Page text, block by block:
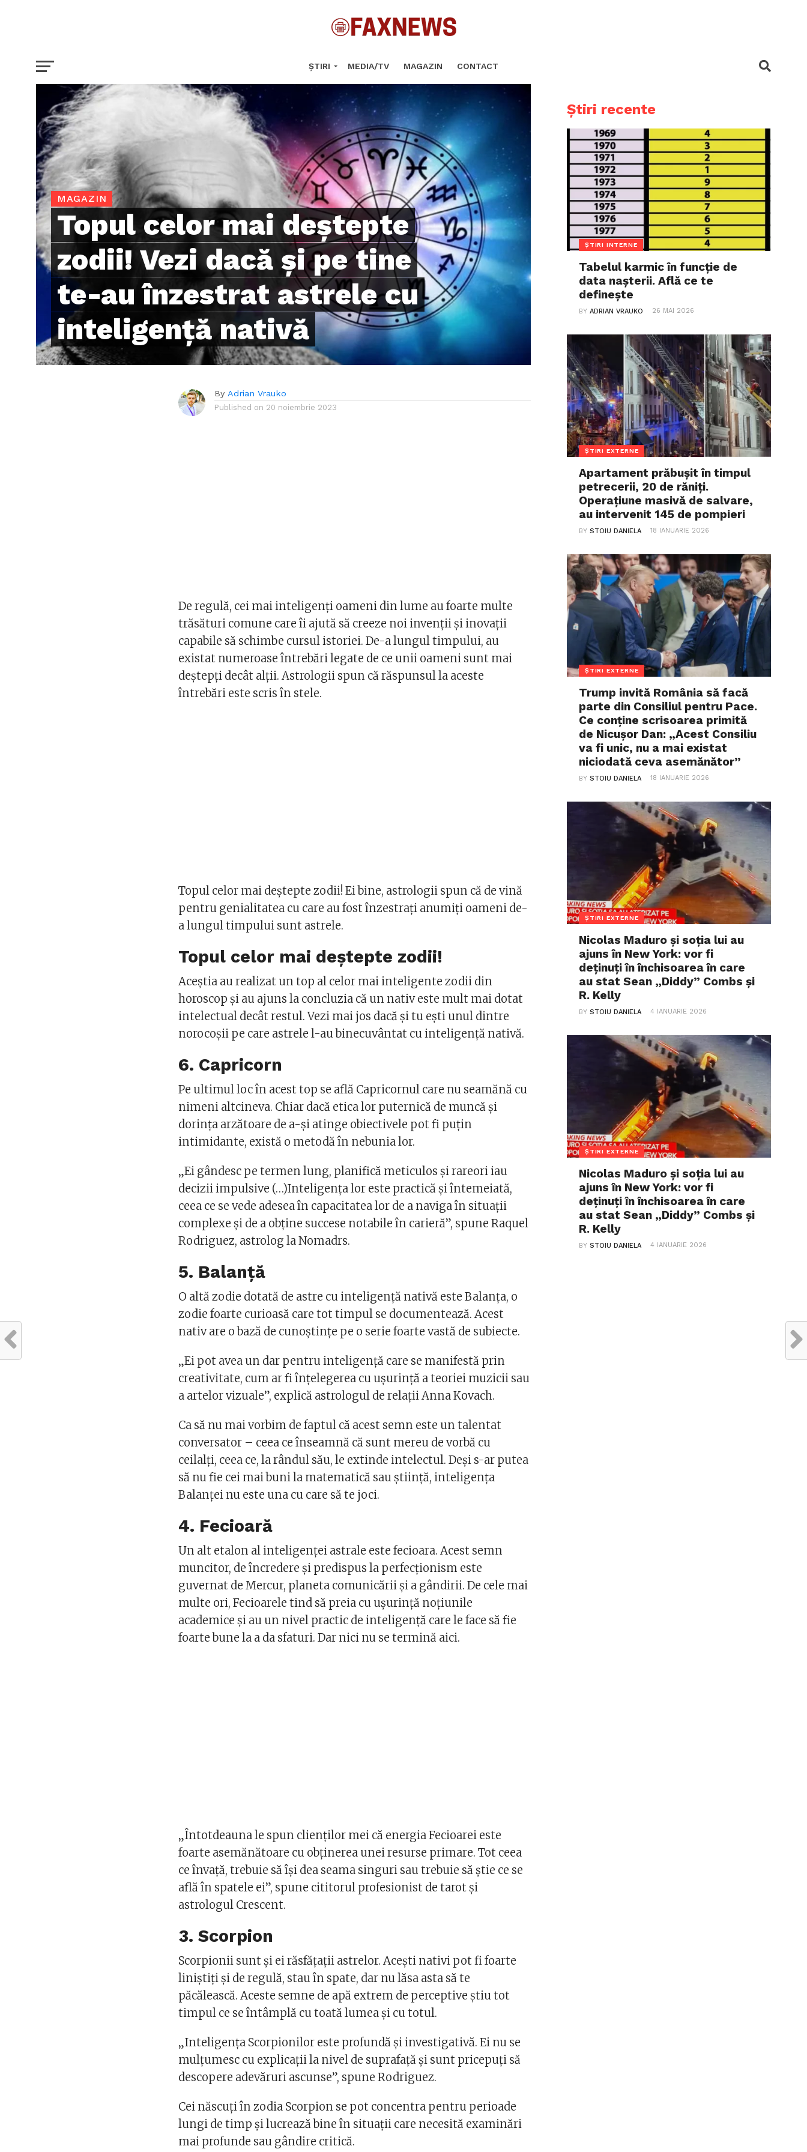
ȘTIRI MEDIA/TV MAGAZIN CONTACT
MAGAZIN
Topul celor mai deștepte
zodii! Vezi dacă și pe tine
te-au înzestrat astrele cu
inteligență nativă
By Adrian Vrauko
Published on 20 noiembrie 2023
De regulă, cei mai inteligenți oameni din lume au foarte multe
trăsături comune care îi ajută să creeze noi invenții și inovații
capabile să schimbe cursul istoriei. De-a lungul timpului, au
existat numeroase întrebări legate de ce unii oameni sunt mai
deștepți decât alții. Astrologii spun că răspunsul la aceste
întrebări este scris în stele.
Topul celor mai deștepte zodii! Ei bine, astrologii spun că de vină
pentru genialitatea cu care au fost înzestrați anumiți oameni de-
a lungul timpului sunt astrele.
Topul celor mai deștepte zodii!
Aceștia au realizat un top al celor mai inteligente zodii din
horoscop și au ajuns la concluzia că un nativ este mult mai dotat
intelectual decât restul. Vezi mai jos dacă și tu ești unul dintre
norocoșii pe care astrele l-au binecuvântat cu inteligență nativă.
6. Capricorn
Pe ultimul loc în acest top se află Capricornul care nu seamănă cu
nimeni altcineva. Chiar dacă etica lor puternică de muncă și
dorința arzătoare de a-și atinge obiectivele pot fi puțin
intimidante, există o metodă în nebunia lor.
„Ei gândesc pe termen lung, planifică meticulos și rareori iau
decizii impulsive (…)Inteligența lor este practică și întemeiată,
ceea ce se vede adesea în capacitatea lor de a naviga în situații
complexe și de a obține succese notabile în carieră”, spune Raquel
Rodriguez, astrolog la Nomadrs.
5. Balanță
O altă zodie dotată de astre cu inteligență nativă este Balanța, o
zodie foarte curioasă care tot timpul se documentează. Acest
nativ are o bază de cunoștințe pe o serie foarte vastă de subiecte.
„Ei pot avea un dar pentru inteligență care se manifestă prin
creativitate, cum ar fi înțelegerea cu ușurință a teoriei muzicii sau
a artelor vizuale”, explică astrologul de relații Anna Kovach.
Ca să nu mai vorbim de faptul că acest semn este un talentat
conversator – ceea ce înseamnă că sunt mereu de vorbă cu
ceilalți, ceea ce, la rândul său, le extinde intelectul. Deși s-ar putea
să nu fie cei mai buni la matematică sau știință, inteligența
Balanței nu este una cu care să te joci.
4. Fecioară
Un alt etalon al inteligenței astrale este fecioara. Acest semn
muncitor, de încredere și predispus la perfecționism este
guvernat de Mercur, planeta comunicării și a gândirii. De cele mai
multe ori, Fecioarele tind să preia cu ușurință noțiunile
academice și au un nivel practic de inteligență care le face să fie
foarte bune la a da sfaturi. Dar nici nu se termină aici.
„Întotdeauna le spun clienților mei că energia Fecioarei este
foarte asemănătoare cu obținerea unei resurse primare. Tot ceea
ce învață, trebuie să își dea seama singuri sau trebuie să știe ce se
află în spatele ei”, spune cititorul profesionist de tarot și
astrologul Crescent.
3. Scorpion
Scorpionii sunt și ei răsfățații astrelor. Acești nativi pot fi foarte
liniștiți și de regulă, stau în spate, dar nu lăsa asta să te
păcălească. Aceste semne de apă extrem de perceptive știu tot
timpul ce se întâmplă cu toată lumea și cu totul.
„Inteligența Scorpionilor este profundă și investigativă. Ei nu se
mulțumesc cu explicații la nivel de suprafață și sunt pricepuți să
descopere adevăruri ascunse”, spune Rodriguez.
Cei născuți în zodia Scorpion se pot concentra pentru perioade
lungi de timp și lucrează bine în situații care necesită examinări
mai profunde sau gândire critică.
Știri recente
ȘTIRI INTERNE
Tabelul karmic în funcție de
data nașterii. Află ce te
definește
BYADRIAN VRAUKO 26 MAI 2026
ȘTIRI EXTERNE
Apartament prăbușit în timpul
petrecerii, 20 de răniți.
Operațiune masivă de salvare,
au intervenit 145 de pompieri
BYSTOIU DANIELA 18 IANUARIE 2026
ȘTIRI EXTERNE
Trump invită România să facă
parte din Consiliul pentru Pace.
Ce conține scrisoarea primită
de Nicușor Dan: „Acest Consiliu
va fi unic, nu a mai existat
niciodată ceva asemănător”
BYSTOIU DANIELA 18 IANUARIE 2026
ȘTIRI EXTERNE
Nicolas Maduro și soția lui au
ajuns în New York: vor fi
deținuți în închisoarea în care
au stat Sean „Diddy” Combs și
R. Kelly
BYSTOIU DANIELA 4 IANUARIE 2026
ȘTIRI EXTERNE
Nicolas Maduro și soția lui au
ajuns în New York: vor fi
deținuți în închisoarea în care
au stat Sean „Diddy” Combs și
R. Kelly
BYSTOIU DANIELA 4 IANUARIE 2026